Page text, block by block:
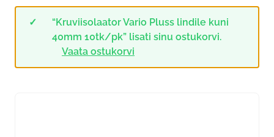
“Kruviisolaator Vario Pluss lindile kuni
40mm 10tk/pk” lisati sinu ostukorvi.
Vaata ostukorvi